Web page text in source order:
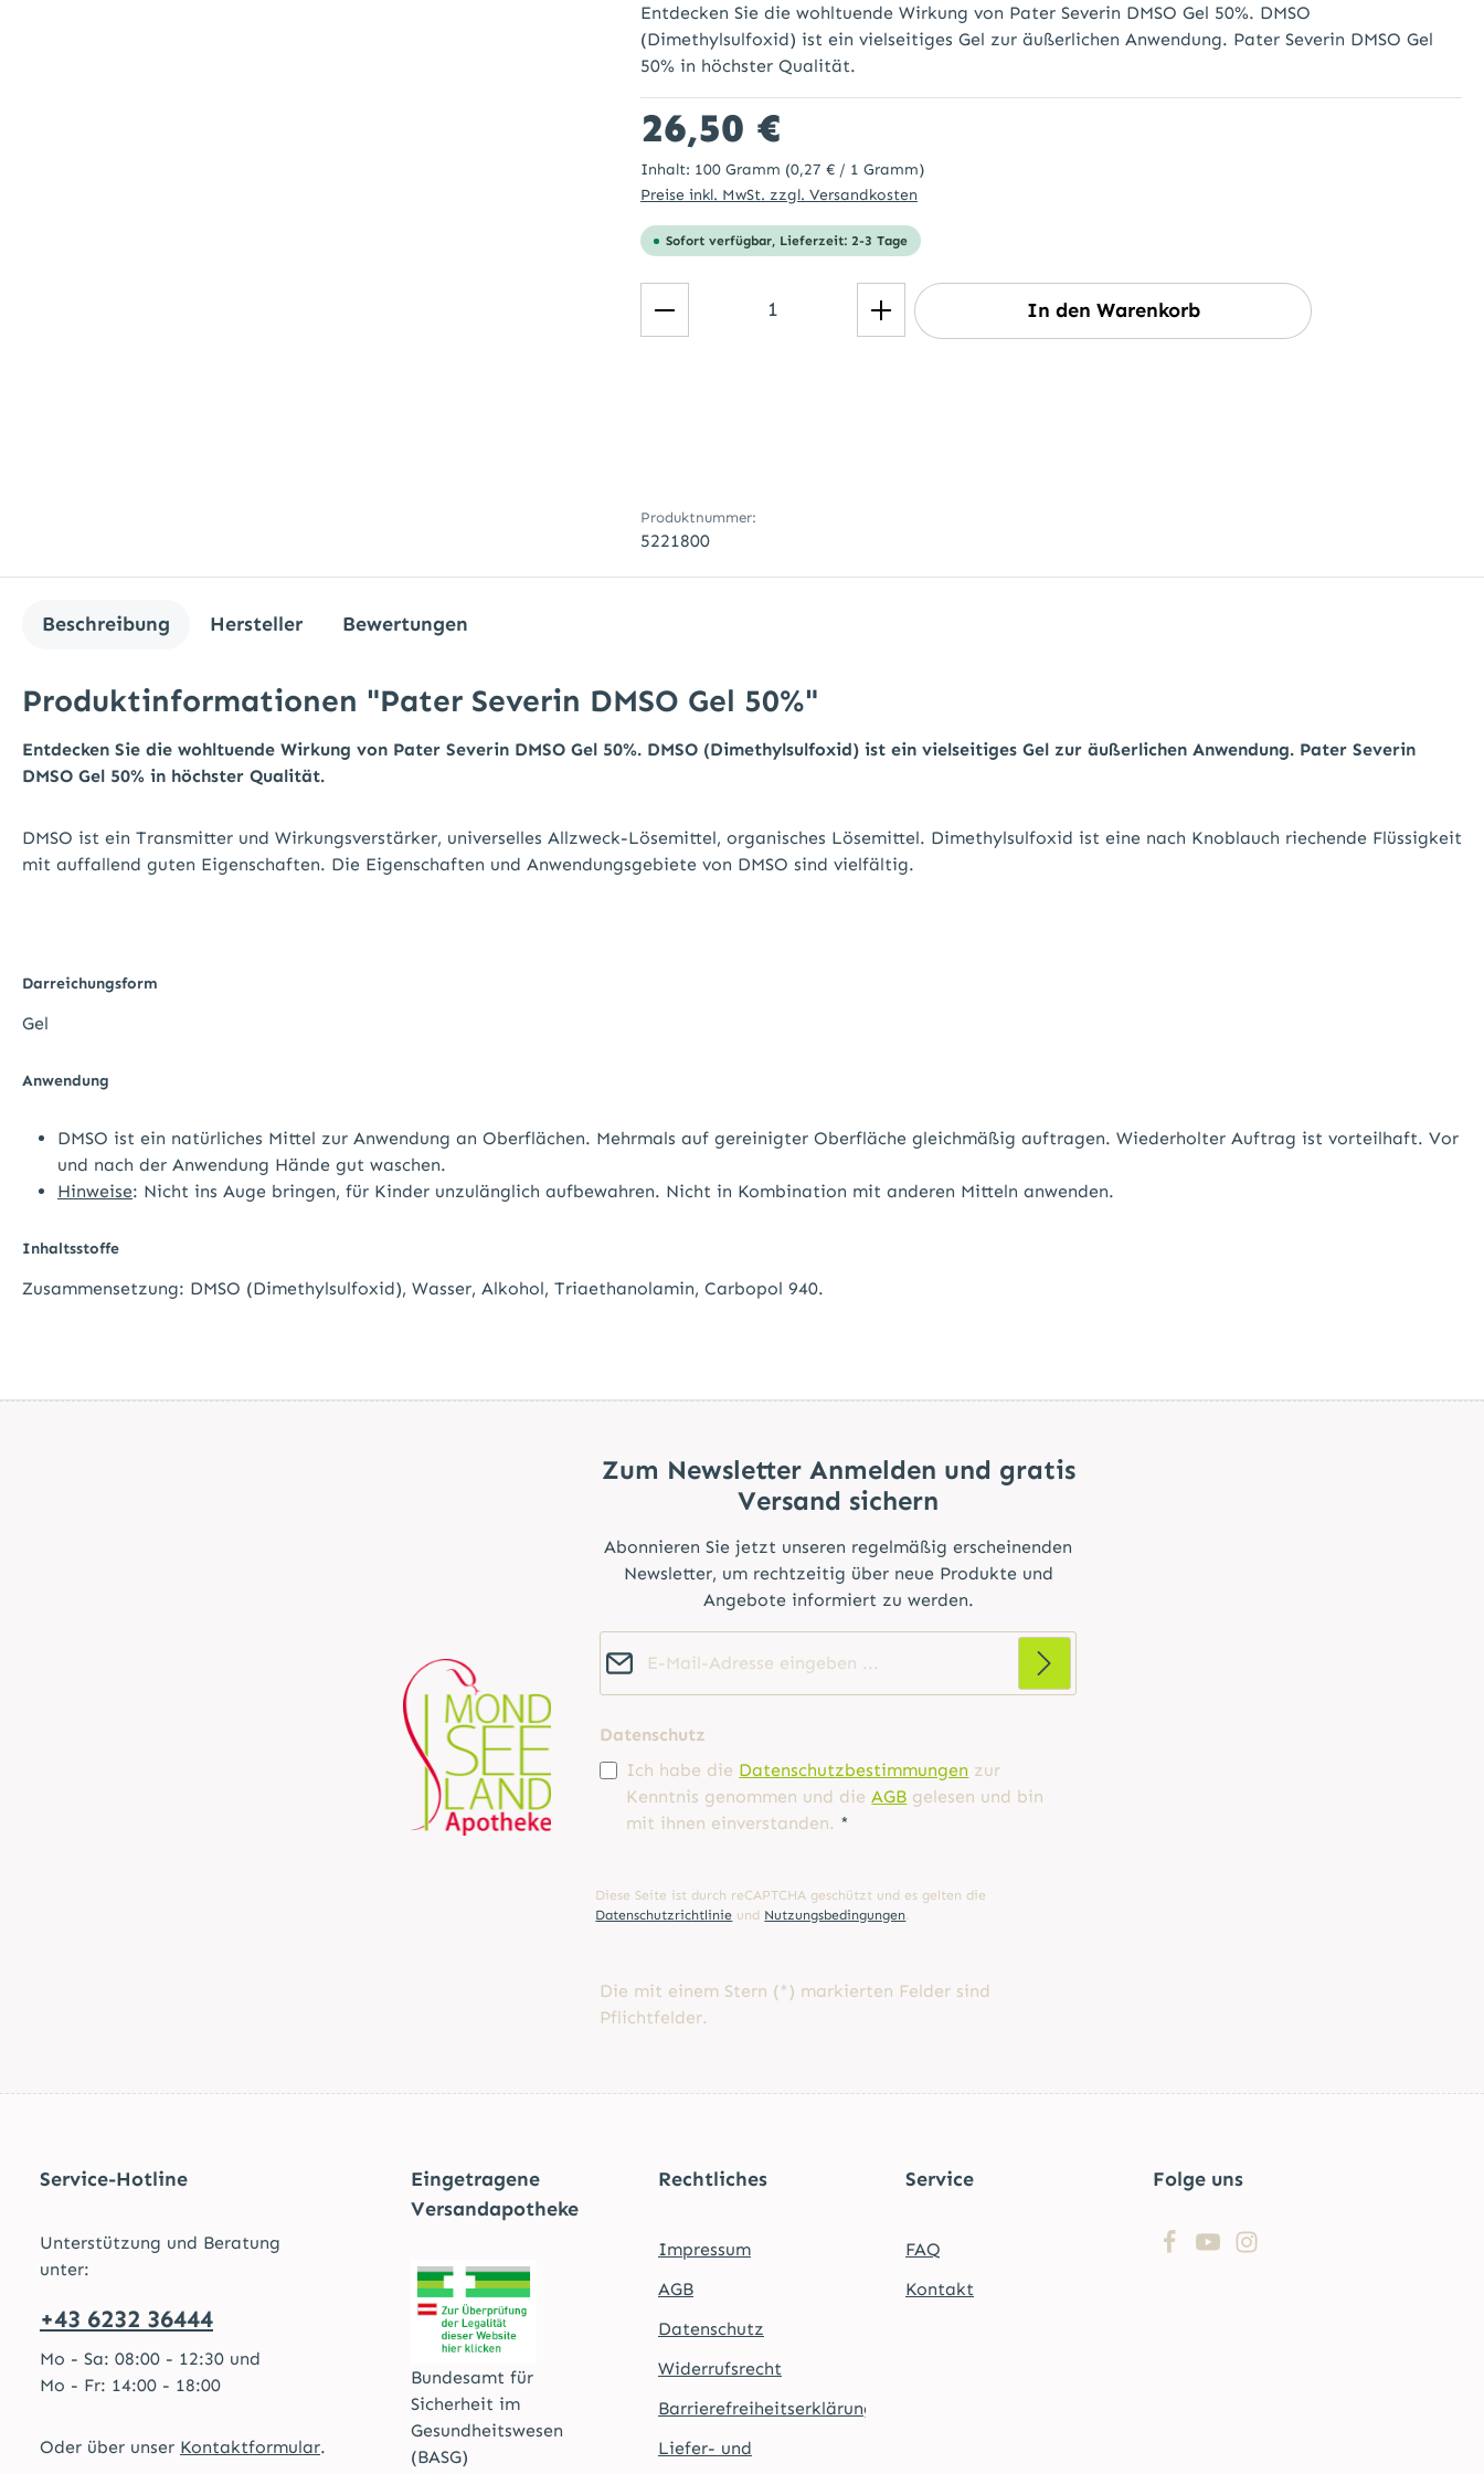
Entdecken Sie die wohltuende Wirkung von Pater Severin DMSO Gel 50%. DMSO
(Dimethylsulfoxid) ist ein vielseitiges Gel zur äußerlichen Anwendung. Pater Severin DMSO Gel
50% in höchster Qualität.
Regulärer Preis:
26,50 €
Inhalt: 100 Gramm (0,27 € / 1 Gramm)
Preise inkl. MwSt. zzgl. Versandkosten
Sofort verfügbar, Lieferzeit: 2-3 Tage
Produkt Anzahl: Gib den gewünschten Wert ein oder benutze die
In den Warenkorb
Produktnummer:
5221800
Beschreibung Hersteller Bewertungen
Produktinformationen "Pater Severin DMSO Gel 50%"
Entdecken Sie die wohltuende Wirkung von Pater Severin DMSO Gel 50%. DMSO (Dimethylsulfoxid) ist ein vielseitiges Gel zur äußerlichen Anwendung. Pater Severin
DMSO Gel 50% in höchster Qualität.
DMSO ist ein Transmitter und Wirkungsverstärker, universelles Allzweck-Lösemittel, organisches Lösemittel. Dimethylsulfoxid ist eine nach Knoblauch riechende Flüssigkeit
mit auffallend guten Eigenschaften. Die Eigenschaften und Anwendungsgebiete von DMSO sind vielfältig.
Darreichungsform
Gel
Anwendung
DMSO ist ein natürliches Mittel zur Anwendung an Oberflächen. Mehrmals auf gereinigter Oberfläche gleichmäßig auftragen. Wiederholter Auftrag ist vorteilhaft. Vor
und nach der Anwendung Hände gut waschen.
Hinweise: Nicht ins Auge bringen, für Kinder unzulänglich aufbewahren. Nicht in Kombination mit anderen Mitteln anwenden.
Inhaltsstoffe
Zusammensetzung: DMSO (Dimethylsulfoxid), Wasser, Alkohol, Triaethanolamin, Carbopol 940.
Zum Newsletter Anmelden und gratis
Versand sichern
Abonnieren Sie jetzt unseren regelmäßig erscheinenden
Newsletter, um rechtzeitig über neue Produkte und
Angebote informiert zu werden.
Datenschutz
Ich habe die Datenschutzbestimmungen zur
Kenntnis genommen und dieAGB gelesen und bin
mit ihnen einverstanden. *
Diese Seite ist durch reCAPTCHA geschützt und es gelten die
Datenschutzrichtlinie und Nutzungsbedingungen.
Die mit einem Stern (*) markierten Felder sind
Pflichtfelder.
Service-Hotline
Unterstützung und Beratung
unter:
+43 6232 36444
Mo - Sa: 08:00 - 12:30 und
Mo - Fr: 14:00 - 18:00
Oder über unser Kontaktformular.
Eingetragene
Versandapotheke
Bundesamt für
Sicherheit im
Gesundheitswesen
(BASG)
Rechtliches
Impressum
AGB
Datenschutz
Widerrufsrecht
Barrierefreiheitserklärung
Liefer- und
Service
FAQ
Kontakt
Folge uns